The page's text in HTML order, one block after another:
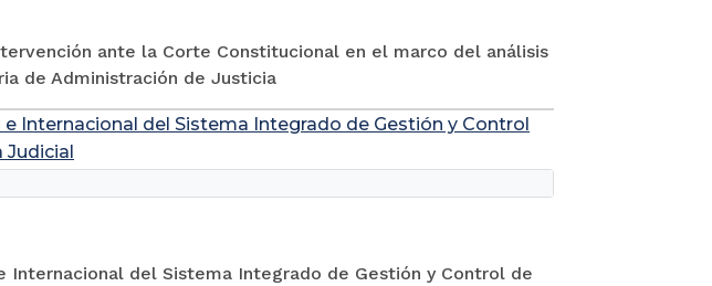
ante la Corte Constitucional en el marco del análisis
de Administración de Justicia
Internacional del Sistema Integrado de Gestión y Control
Internacional del Sistema Integrado de Gestión y Control de